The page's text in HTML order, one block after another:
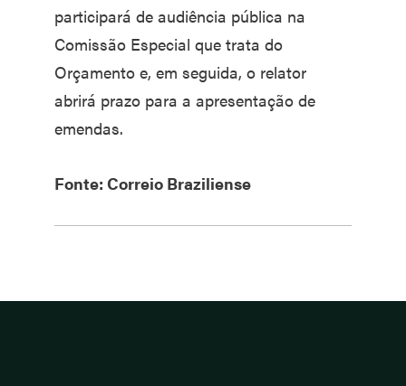
participará de audiência pública na
Comissão Especial que trata do
Orçamento e, em seguida, o relator
abrirá prazo para a apresentação de
emendas.
Fonte: Correio Braziliense